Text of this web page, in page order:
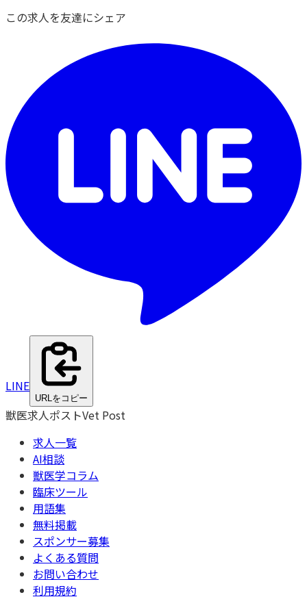
この求人を友達にシェア
LINE
URLをコピー
獣医求人ポストVet Post
求人一覧
AI相談
獣医学コラム
臨床ツール
用語集
無料掲載
スポンサー募集
よくある質問
お問い合わせ
利用規約